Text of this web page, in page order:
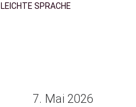
LEICHTE SPRACHE
7. Mai 2026